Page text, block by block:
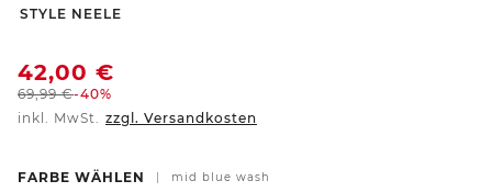
-
STYLE NEELE
42,00 €
69,99€-40%
inkl. MwSt. zzgl. Versandkosten
FARBE WÄHLEN mid blue wash